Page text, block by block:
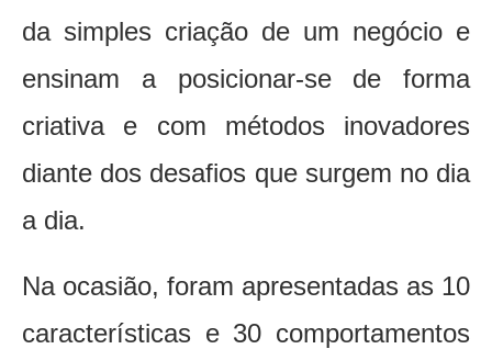
da simples criação de um negócio e
ensinam a posicionar-se de forma
criativa e com métodos inovadores
diante dos desafios que surgem no dia
a dia.
Na ocasião, foram apresentadas as 10
características e 30 comportamentos